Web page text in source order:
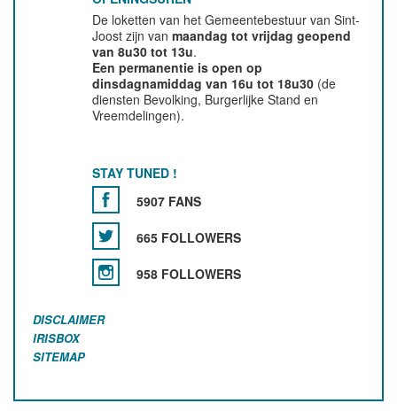
De loketten van het Gemeentebestuur van Sint-
Joost zijn vanmaandag tot vrijdag geopend
van 8u30 tot 13u.
Een permanentie is open op
dinsdagnamiddag van 16u tot 18u30 (de
diensten Bevolking, Burgerlijke Stand en
Vreemdelingen).
STAY TUNED !
5907 FANS
665 FOLLOWERS
958 FOLLOWERS
DISCLAIMER
IRISBOX
SITEMAP